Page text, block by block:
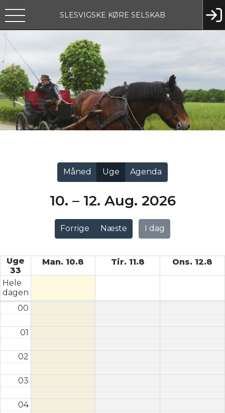
SLESVIGSKE KØRE SELSKAB
Forrige Næste I dag
10. – 12. Aug. 2026
Måned Uge Agenda
Uge
33
Man. 10.8 Tir. 11.8 Ons. 12.8
Hele
dagen
00
01
02
03
04